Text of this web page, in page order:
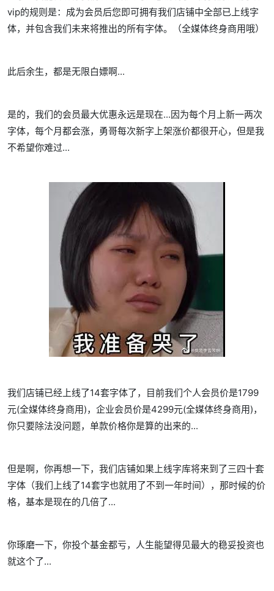
vip的规则是：成为会员后您即可拥有我们店铺中全部已上线字
体，并包含我们未来将推出的所有字体。（全媒体终身商用哦）
此后余生，都是无限白嫖啊...
是的，我们的会员最大优惠永远是现在...因为每个月上新一两次
字体，每个月都会涨，勇哥每次新字上架涨价都很开心，但是我
不希望你难过...
我们店铺已经上线了14套字体了，目前我们个人会员价是1799
元(全媒体终身商用)，企业会员价是4299元(全媒体终身商用)，
你只要除法没问题，单款价格你是算的出来的...
但是啊，你再想一下，我们店铺如果上线字库将来到了三四十套
字体（我们上线了14套字也就用了不到一年时间），那时候的价
格，基本是现在的几倍了...
你琢磨一下，你投个基金都亏，人生能望得见最大的稳妥投资也
就这个了...